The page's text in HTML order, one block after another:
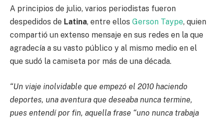
A principios de julio, varios periodistas fueron
despedidos de Latina, entre ellos Gerson Taype, quien
compartió un extenso mensaje en sus redes en la que
agradecía a su vasto público y al mismo medio en el
que sudó la camiseta por más de una década.
“Un viaje inolvidable que empezó el 2010 haciendo
deportes, una aventura que deseaba nunca termine,
pues entendí por fin, aquella frase “uno nunca trabaja